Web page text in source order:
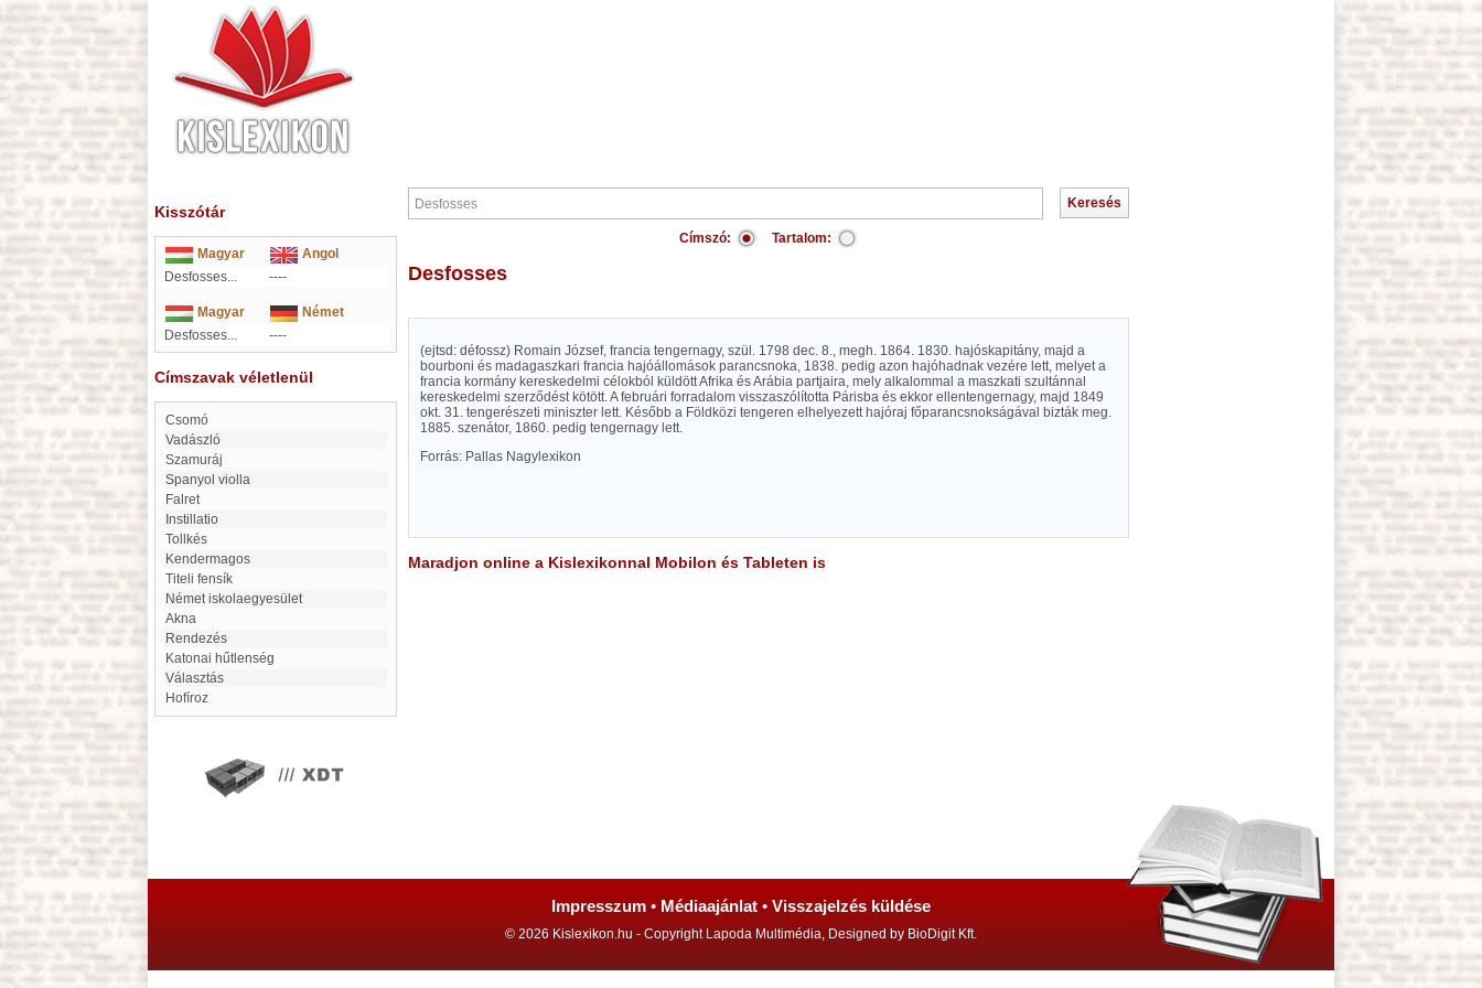
Kisszótár
Magyar
Angol
Desfosses...
----
Magyar
Német
Desfosses...
----
Címszavak véletlenül
Csomó
Vadászló
szamuráj
Spanyol violla
Falret
Instillatio
Tollkés
Kendermagos
Titeli fensík
Német iskolaegyesület
Akna
rendezés
Katonai hűtlenség
választás
hofíroz
Címszó: Tartalom:
Desfosses
(ejtsd: défossz) Romain József, francia tengernagy, szül. 1798 dec. 8., megh. 1864. 1830. hajóskapitány, majd a
bourboni és madagaszkari francia hajóállomások parancsnoka, 1838. pedig azon hajóhadnak vezére lett, melyet a
francia kormány kereskedelmi célokból küldött Afrika és Arábia partjaira, mely alkalommal a maszkati szultánnal
kereskedelmi szerződést kötött. A februári forradalom visszaszólította Párisba és ekkor ellentengernagy, majd 1849
okt. 31. tengerészeti miniszter lett. Később a Földközi tengeren elhelyezett hajóraj főparancsnokságával bizták meg.
1885. szenátor, 1860. pedig tengernagy lett.
Forrás: Pallas Nagylexikon
Maradjon online a Kislexikonnal Mobilon és Tableten is
Impresszum • Médiaajánlat • Visszajelzés küldése
© 2026 Kislexikon.hu - Copyright Lapoda Multimédia, Designed by BioDigit Kft.